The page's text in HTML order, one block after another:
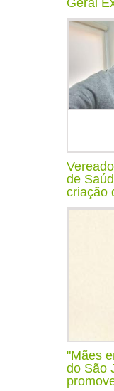
de
criação
"Mães
do São